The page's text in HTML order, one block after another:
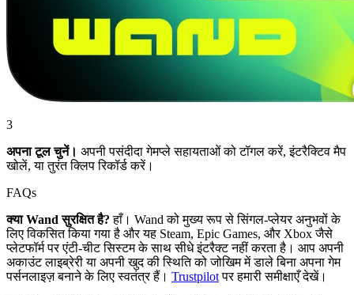
3
अपना टूल चुनें। अपनी पसंदीदा गेमप्ले सहायताओं को टॉगल करें, इंटरैक्टिव मैप
खोलें, या तुरंत क्लिप रिकॉर्ड करें।
FAQs
क्या Wand सुरक्षित है? हाँ। Wand को मुख्य रूप से सिंगल-प्लेयर अनुभवों के
लिए विकसित किया गया है और यह Steam, Epic Games, और Xbox जैसे
प्लेटफॉर्म पर एंटी-चीट सिस्टम के साथ सीधे इंटरैक्ट नहीं करता है। आप अपनी
अकाउंट लाइब्रेरी या अपनी खुद की स्थिति को जोखिम में डाले बिना अपना गेम
पर्सनलाइज़ बनाने के लिए स्वतंत्र हैं। Trustpilotपर हमारी समीक्षाएँ देखें।